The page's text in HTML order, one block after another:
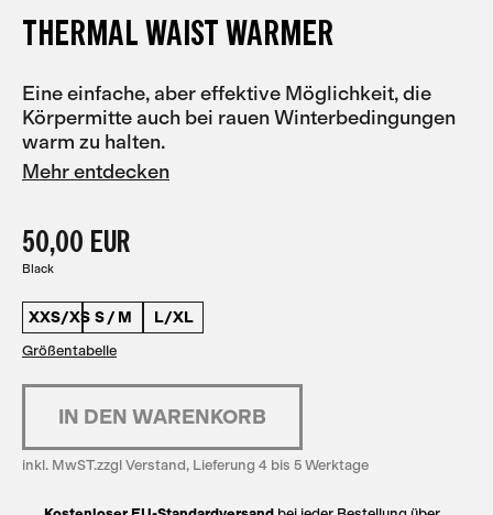
THERMAL WAIST WARMER
Eine einfache, aber effektive Möglichkeit, die
Körpermitte auch bei rauen Winterbedingungen
warm zu halten.
Mehr entdecken
50,00 EUR
Black
XXS/XS S / M L/XL
Größentabelle
inkl. MwST.zzgl Verstand, Lieferung 4 bis 5 Werktage